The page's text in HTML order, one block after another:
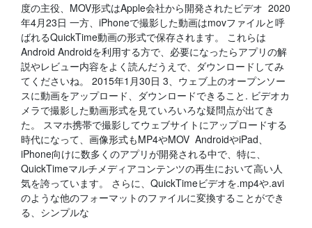
度の主役、MOV形式はApple会社から開発されたビデオ 2020
年4月23日 一方、iPhoneで撮影した動画はmovファイルと呼
ばれるQuickTime動画の形式で保存されます。 これらは
Android Androidを利用する方で、必要になったらアプリの解
説やレビュー内容をよく読んだうえで、ダウンロードしてみ
てくださいね。 2015年1月30日 3、ウェブ上のオープンソー
スに動画をアップロード、ダウンロードできること. ビデオカ
メラで撮影した動画形式を見ていろいろな疑問点が出てき
た。 スマホ携帯で撮影してウェブサイトにアップロードする
時代になって、画像形式もMP4やMOV AndroidやiPad、
iPhone向けに数多くのアプリが開発される中で、特に、
QuickTimeマルチメディアコンテンツの再生において高い人
気を誇っています。 さらに、QuickTimeビデオを.mp4や.avi
のような他のフォーマットのファイルに変換することができ
る、シンプルな